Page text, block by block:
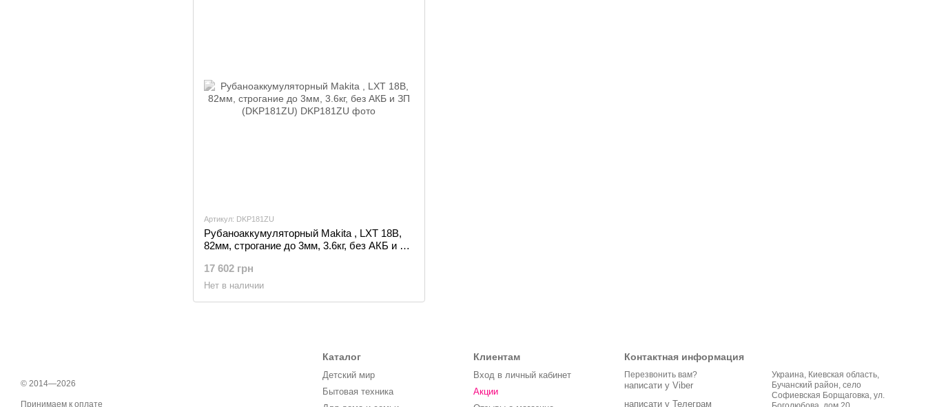
Артикул: DKP181ZU
Рубаноаккумуляторный Makita , LXT 18В,
82мм, строгание до 3мм, 3.6кг, без АКБ и ЗП
17 602 грн
Нет в наличии
© 2014—2026
Принимаем к оплате
Каталог
Детский мир
Бытовая техника
Клиентам
Вход в личный кабинет
Акции
Контактная информация
Перезвонить вам?
написати у Viber
написати у Телеграм
Украина, Киевская область,
Бучанский район, село
Софиевская Борщаговка, ул.